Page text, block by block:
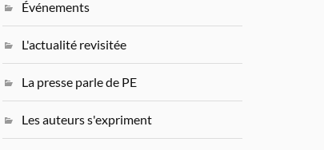
Événements
L'actualité revisitée
La presse parle de PE
Les auteurs s'expriment